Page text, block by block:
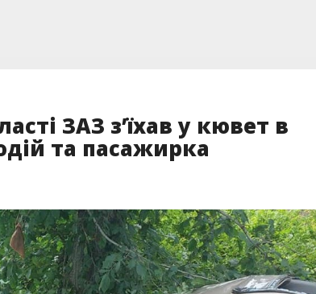
ЗАЗ з’їхав у кювет в
та пасажирка